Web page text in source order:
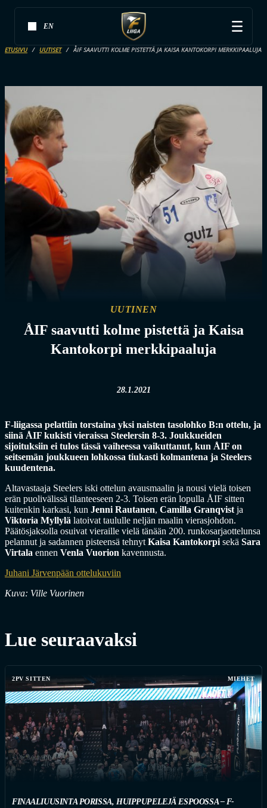
EN
ETUSIVU UUTISET ÅIF SAAVUTTI KOLME PISTETTÄ JA KAISA KANTOKORPI MERKKIPAALUJA
UUTINEN
ÅIF saavutti kolme pistettä ja Kaisa
Kantokorpi merkkipaaluja
28.1.2021
F-liigassa pelattiin torstaina yksi naisten tasolohko B:n ottelu, ja
siinä ÅIF kukisti vieraissa Steelersin 8-3. Joukkueiden
sijoituksiin ei tulos tässä vaiheessa vaikuttanut, kun ÅIF on
seitsemän joukkueen lohkossa tiukasti kolmantena ja Steelers
kuudentena.
Altavastaaja Steelers iski ottelun avausmaalin ja nousi vielä toisen
erän puolivälissä tilanteeseen 2-3. Toisen erän lopulla ÅIF sitten
kuitenkin karkasi, kun Jenni Rautanen, Camilla Granqvist ja
Viktoria Myllylä latoivat taululle neljän maalin vierasjohdon.
Päätösjaksolla osuivat vieraille vielä tänään 200. runkosarjaottelunsa
pelannut ja sadannen pisteensä tehnyt Kaisa Kantokorpi sekä Sara
Virtala ennen Venla Vuorion kavennusta.
Juhani Järvenpään ottelukuviin
Kuva: Ville Vuorinen
Lue seuraavaksi
2PV SITTEN MIEHET
FINAALIUUSINTA PORISSA, HUIPPUPELEJÄ ESPOOSSA – F-